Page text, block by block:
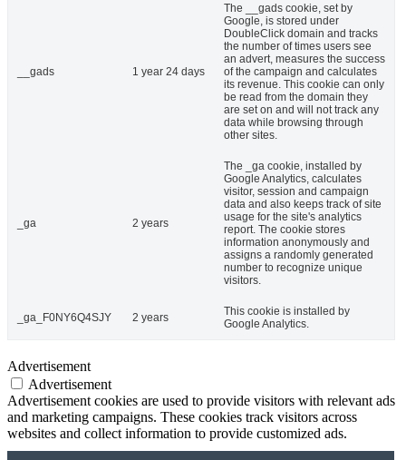
__gads 1 year 24 days
The __gads cookie, set by
Google, is stored under
DoubleClick domain and tracks
the number of times users see
an advert, measures the success
of the campaign and calculates
its revenue. This cookie can only
be read from the domain they
are set on and will not track any
data while browsing through
other sites.
_ga 2 years
The _ga cookie, installed by
Google Analytics, calculates
visitor, session and campaign
data and also keeps track of site
usage for the site's analytics
report. The cookie stores
information anonymously and
assigns a randomly generated
number to recognize unique
visitors.
_ga_F0NY6Q4SJY 2 years
This cookie is installed by
Google Analytics.
Advertisement
Advertisement
Advertisement cookies are used to provide visitors with relevant ads
and marketing campaigns. These cookies track visitors across
websites and collect information to provide customized ads.